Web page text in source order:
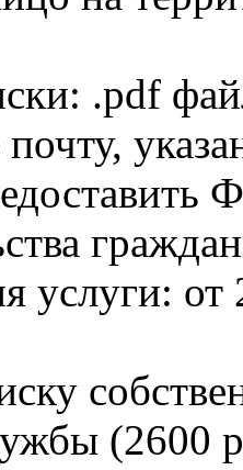
.pdf
услуги: от
(2600